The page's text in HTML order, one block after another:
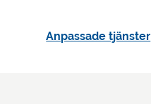
Anpassade tjänster